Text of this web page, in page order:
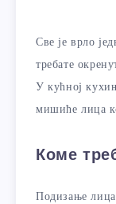
Све је врло
требате
У кућној
мишиће лица
Коме
Подизање лица